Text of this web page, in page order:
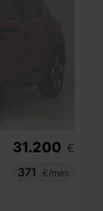
31.200 €
371
€/mes